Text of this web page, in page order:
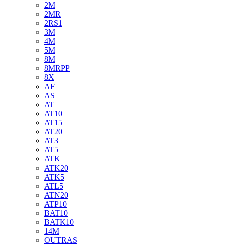
2M
2MR
2RS1
3M
4M
5M
8M
8MRPP
8X
AF
AS
AT
AT10
AT15
AT20
AT3
AT5
ATK
ATK20
ATK5
ATL5
ATN20
ATP10
BAT10
BATK10
14M
OUTRAS